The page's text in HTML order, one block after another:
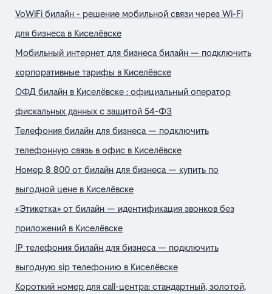
VoWiFi билайн - решение мобильной связи через Wi-Fi
для бизнеса в Киселёвске
Мобильный интернет для бизнеса билайн — подключить
корпоративные тарифы в Киселёвске
ОФД билайн в Киселёвске : официальный оператор
фискальных данных с защитой 54-ФЗ
Телефония билайн для бизнеса — подключить
телефонную связь в офис в Киселёвске
Номер 8 800 от билайн для бизнеса — купить по
выгодной цене в Киселёвске
«Этикетка» от билайн — идентификация звонков без
приложений в Киселёвске
IP телефония билайн для бизнеса — подключить
выгодную sip телефонию в Киселёвске
Короткий номер для call-центра: стандартный, золотой,